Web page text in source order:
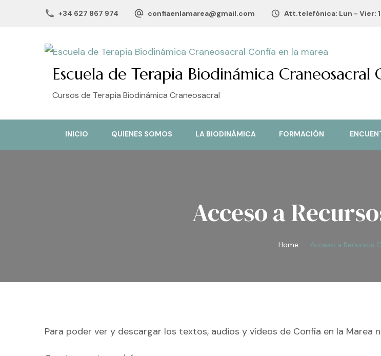
+34 627 867 974 confiaenlamarea@gmail.com Att.telefónica: Lun - Vier:
Escuela de Terapia Biodinámica Craneosacral
Cursos de Terapia Biodinámica Craneosacral
INICIO QUIENES SOMOS LA BIODINÁMICA FORMACIÓN
Acceso a
Home Acceso a Recursos
Para poder ver y descargar los textos, audios y vídeos de Confía en la Marea